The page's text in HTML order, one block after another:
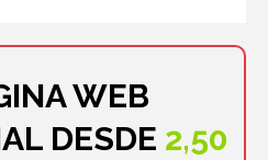
WEB
DESDE 2,50